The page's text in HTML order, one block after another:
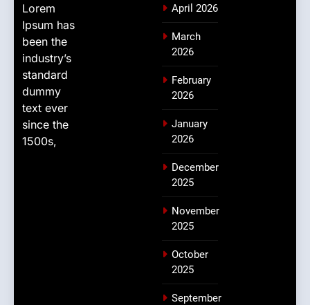
Lorem
Ipsum has
been the
industry’s
standard
dummy
text ever
since the
1500s,
April 2026
March
2026
February
2026
January
2026
December
2025
November
2025
October
2025
September